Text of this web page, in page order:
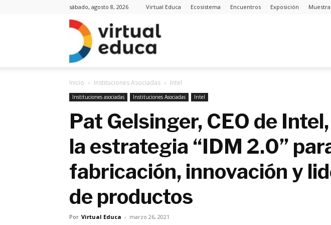
sábado, agosto 8, 2026 Virtual Educa Ecosistema Encuentros Exposición Muestra
Educa
Noticias
Inicio Instituciones Asociadas Intel
Instituciones asociadas Instituciones Asociadas Intel
Pat Gelsinger, CEO de
la estrategia “IDM 2.0”
fabricación, innovación y
de productos
Por Virtual Educa - marzo 26, 2021